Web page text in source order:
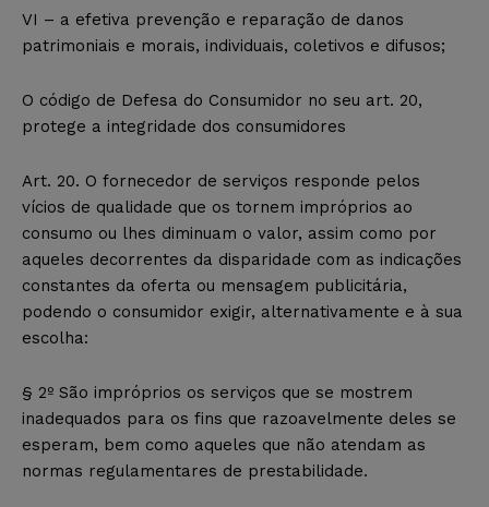
VI – a efetiva prevenção e reparação de danos
patrimoniais e morais, individuais, coletivos e difusos;
O código de Defesa do Consumidor no seu art. 20,
protege a integridade dos consumidores
Art. 20. O fornecedor de serviços responde pelos
vícios de qualidade que os tornem impróprios ao
consumo ou lhes diminuam o valor, assim como por
aqueles decorrentes da disparidade com as indicações
constantes da oferta ou mensagem publicitária,
podendo o consumidor exigir, alternativamente e à sua
escolha:
§ 2º São impróprios os serviços que se mostrem
inadequados para os fins que razoavelmente deles se
esperam, bem como aqueles que não atendam as
normas regulamentares de prestabilidade.